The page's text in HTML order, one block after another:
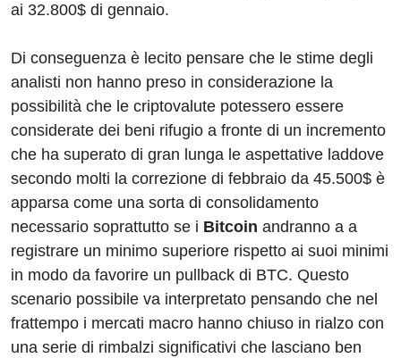
ai 32.800$ di gennaio.
Di conseguenza è lecito pensare che le stime degli
analisti non hanno preso in considerazione la
possibilità che le criptovalute potessero essere
considerate dei beni rifugio a fronte di un incremento
che ha superato di gran lunga le aspettative laddove
secondo molti la correzione di febbraio da 45.500$ è
apparsa come una sorta di consolidamento
necessario soprattutto se i Bitcoin andranno a a
registrare un minimo superiore rispetto ai suoi minimi
in modo da favorire un pullback di BTC. Questo
scenario possibile va interpretato pensando che nel
frattempo i mercati macro hanno chiuso in rialzo con
una serie di rimbalzi significativi che lasciano ben